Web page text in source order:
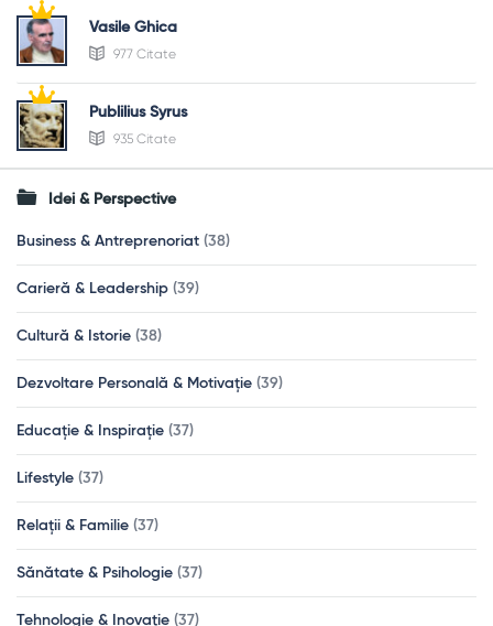
Vasile Ghica
977 Citate
Publilius Syrus
935 Citate
Idei & Perspective
Business & Antreprenoriat (38)
Carieră & Leadership (39)
Cultură & Istorie (38)
Dezvoltare Personală & Motivație (39)
Educație & Inspirație (37)
Lifestyle (37)
Relații & Familie (37)
Sănătate & Psihologie (37)
Tehnologie & Inovație (37)